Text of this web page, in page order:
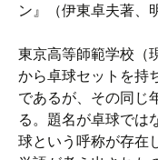
ン』（伊東卓夫著、
東京高等師範学校（
から卓球セットを持
であるが、その同じ
る。題名が卓球では
球という呼称が存在